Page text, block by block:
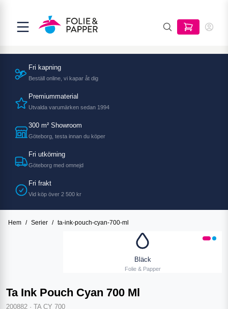
Fri kapning
Beställ online, vi kapar åt dig
Premiummaterial
Utvalda varumärken sedan 1994
300 m² Showroom
Göteborg, testa innan du köper
Fri utkörning
Göteborg med omnejd
Fri frakt
Vid köp över 2 500 kr
Hem / Serier / ta-ink-pouch-cyan-700-ml
Bläck
Folie & Papper
Ta Ink Pouch Cyan 700 Ml
200882 · TA CY 700